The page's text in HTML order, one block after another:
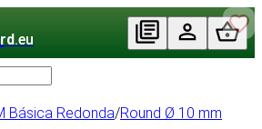
.eu
Básica Redonda/Round Ø 10 mm